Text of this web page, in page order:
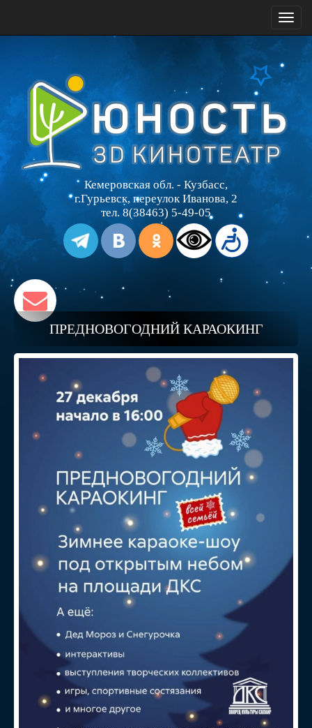
Toggle
Кемеровская обл. - Кузбасс,
г.Гурьевск, переулок Иванова, 2
тел. 8(38463) 5-49-05
ПРЕДНОВОГОДНИЙ КАРАОКИНГ